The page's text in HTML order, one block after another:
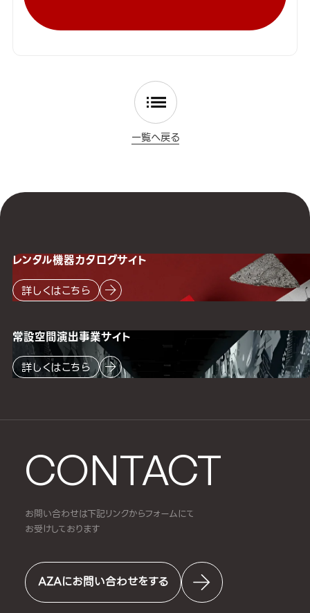
一覧へ戻る
CONTACT
お問い合わせは下記リンクからフォームにて
お受けしております
AZAにお問い合わせをする
レンタル機器カタログサイト
詳しくはこちら
常設空間演出事業サイト
詳しくはこちら